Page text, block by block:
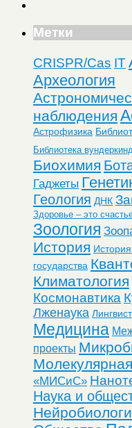
Метки
CRISPR/Cas IT
Археология
наблюдения
Астрофизика
Библиотека
Биохимия
Гаджеты
Геология ДНК
Здоровье – это
Зоология
История
государства
Климатология
Космонавтика
Лженаука
Медицина
проекты
«МИСиС»
Наука и